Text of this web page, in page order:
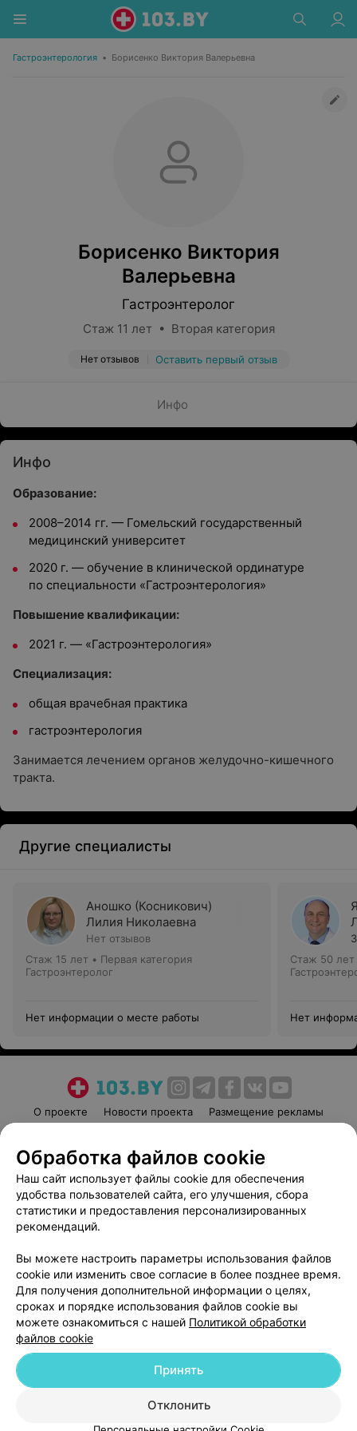
Гастроэнтерология • Борисенко Виктория Валерьевна
Борисенко Виктория
Валерьевна
Гастроэнтеролог
Стаж 11 лет • Вторая категория
Нет отзывов Оставить первый отзыв
Инфо
Инфо
Образование:
2008–2014 гг. — Гомельский государственный
медицинский университет
2020 г. — обучение в клинической ординатуре
по специальности «Гастроэнтерология»
Повышение квалификации:
2021 г. — «Гастроэнтерология»
Специализация:
общая врачебная практика
гастроэнтерология
Занимается лечением органов желудочно-кишечного
тракта.
Другие специалисты
Аношко (Косникович)
Лилия Николаевна
Нет отзывов
Стаж 15 лет • Первая категория
Гастроэнтеролог
Нет информации о месте работы
Стаж 50 лет
Нет
О проекте Новости проекта
Размещение рекламы
Пользовательское соглашение
Способы оплаты
Вакансии
Партнеры
Написать руководителю 103.by
Обработка персональных данных
© 2026 ООО «Артокс Лаб», УНП 191700409
| 220012, Республика Беларусь,
Служба поддержки +375 291212755
Обработка файлов cookie
Наш сайт использует файлы cookie для обеспечения
удобства пользователей сайта, его улучшения, сбора
статистики и предоставления персонализированных
рекомендаций.
Вы можете настроить параметры использования файлов
cookie или изменить свое согласие в более позднее время.
Для получения дополнительной информации о целях,
сроках и порядке использования файлов cookie вы
можете ознакомиться с нашей Политикой обработки
файлов cookie
Отклонить
Принять